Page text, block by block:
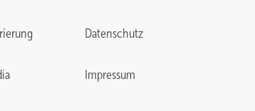
Datenschutz
Impressum